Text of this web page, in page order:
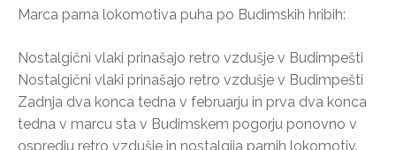
Marca parna lokomotiva puha po Budimskih hribih:
Nostalgični vlaki prinašajo retro vzdušje v Budimpešti
Nostalgični vlaki prinašajo retro vzdušje v Budimpešti
Zadnja dva konca tedna v februarju in prva dva konca
tedna v marcu sta v Budimskem pogorju ponovno v
ospredju retro vzdušje in nostalgija parnih lokomotiv.